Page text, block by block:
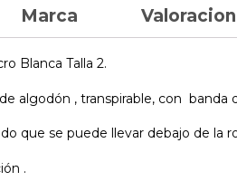
Marca
Blanca Talla 2.
algodón , transpirable, con banda
que se puede llevar debajo de la
.